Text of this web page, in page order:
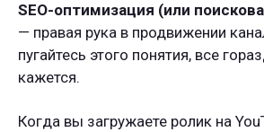
SEO-оптимизация (или
— правая рука в продвижении
пугайтесь этого понятия, все
кажется.
Когда вы загружаете ролик на